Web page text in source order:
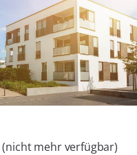
mehr verfügbar)